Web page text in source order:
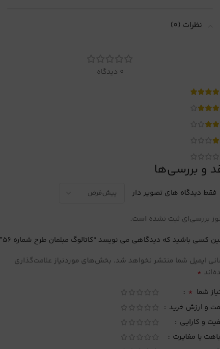
نظرات (0)
0 دیدگاه
و بررسی‌ها
فقط دیدگاه های تصویر دار
بررسی‌ای ثبت نشده است.
کسی باشید که دیدگاهی می نویسد “کاتالوگ مبلمان طرح شماره 56”
ایمیل شما منتشر نخواهد شد. بخش‌های موردنیاز علامت‌گذاری
*
شما *
و ارزش خرید
و کارایی
یا مغایرت